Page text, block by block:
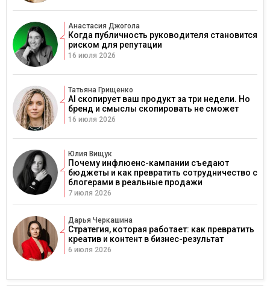
Анастасия Джогола
Когда публичность руководителя становится
риском для репутации
16 июля 2026
Татьяна Грищенко
AI скопирует ваш продукт за три недели. Но
бренд и смыслы скопировать не сможет
16 июля 2026
Юлия Вищук
Почему инфлюенс-кампании съедают
бюджеты и как превратить сотрудничество с
блогерами в реальные продажи
7 июля 2026
Дарья Черкашина
Стратегия, которая работает: как превратить
креатив и контент в бизнес-результат
6 июля 2026